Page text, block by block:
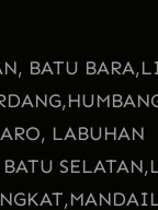
BATU BARA,
LABUHAN
SELATAN,